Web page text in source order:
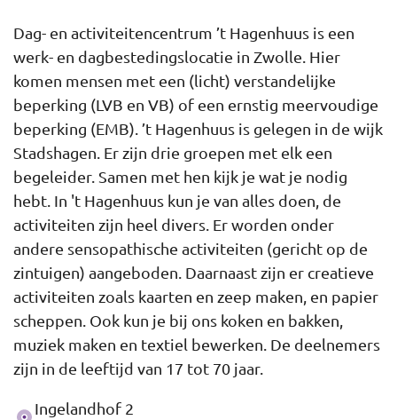
Dag- en activiteitencentrum ’t Hagenhuus is een
werk- en dagbestedingslocatie in Zwolle. Hier
komen mensen met een (licht) verstandelijke
beperking (LVB en VB) of een ernstig meervoudige
beperking (EMB). ’t Hagenhuus is gelegen in de wijk
Stadshagen. Er zijn drie groepen met elk een
begeleider. Samen met hen kijk je wat je nodig
hebt. In 't Hagenhuus kun je van alles doen, de
activiteiten zijn heel divers. Er worden onder
andere sensopathische activiteiten (gericht op de
zintuigen) aangeboden. Daarnaast zijn er creatieve
activiteiten zoals kaarten en zeep maken, en papier
scheppen. Ook kun je bij ons koken en bakken,
muziek maken en textiel bewerken. De deelnemers
zijn in de leeftijd van 17 tot 70 jaar.
Ingelandhof 2